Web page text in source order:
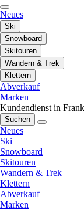
Neues
Ski
Snowboard
Skitouren
Wandern & Trek
Klettern
Abverkauf
Marken
Kundendienst in
Suchen
Neues
Ski
Snowboard
Skitouren
Wandern & Trek
Klettern
Abverkauf
Marken